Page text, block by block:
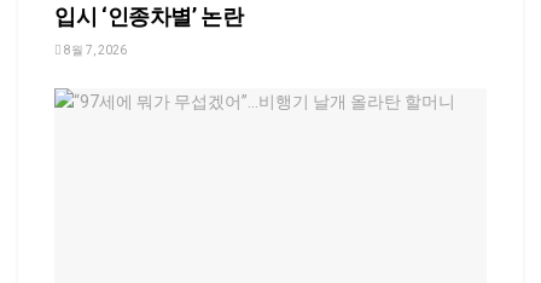
입시 ‘인종차별’ 논란
8월 7, 2026